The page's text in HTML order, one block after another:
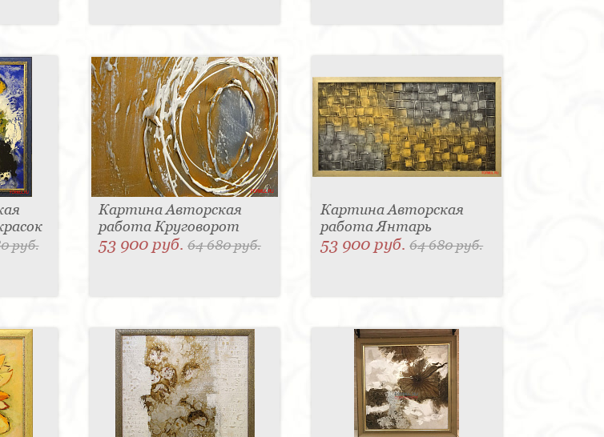
руб.
Картина Авторская
работа Круговорот
53 900 руб. 64 680 руб.
Картина Авторская
работа Янтарь
53 900 руб.64 680 руб.